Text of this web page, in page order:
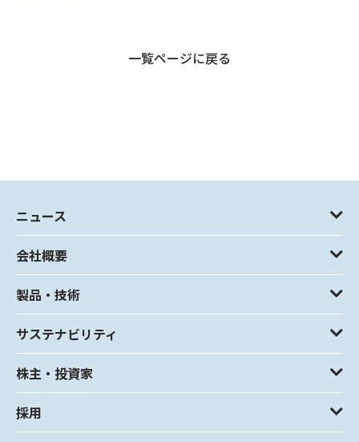
一覧ページに戻る
ニュース
会社概要
製品・技術
サステナビリティ
株主・投資家
採用